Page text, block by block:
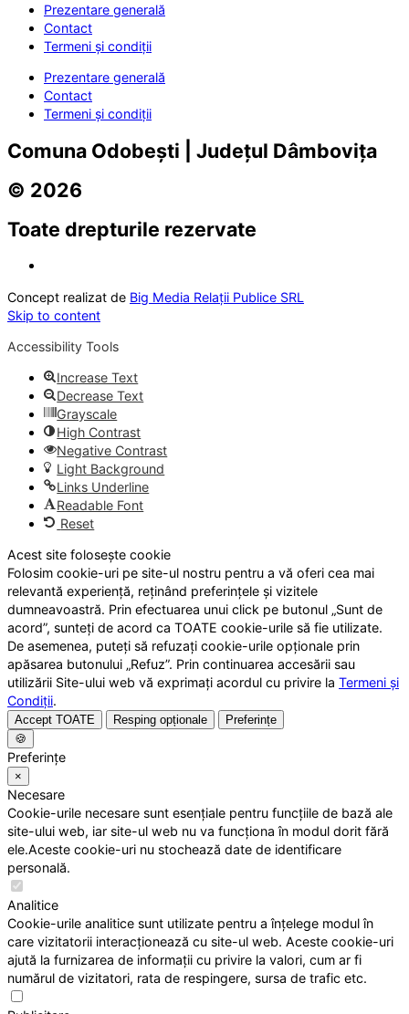
Prezentare generală
Contact
Termeni și condiții
Prezentare generală
Contact
Termeni și condiții
Comuna Odobești | Județul Dâmbovița
© 2026
Toate drepturile rezervate
Concept realizat de Big Media Relații Publice SRL
Skip to content
Accessibility Tools
Increase Text
Decrease Text
Grayscale
High Contrast
Negative Contrast
Light Background
Links Underline
Readable Font
Reset
Acest site folosește cookie
Folosim cookie-uri pe site-ul nostru pentru a vă oferi cea mai
relevantă experiență, reținând preferințele și vizitele
dumneavoastră. Prin efectuarea unui click pe butonul „Sunt de
acord”, sunteți de acord ca TOATE cookie-urile să fie utilizate.
De asemenea, puteți să refuzați cookie-urile opționale prin
apăsarea butonului „Refuz”. Prin continuarea accesării sau
utilizării Site-ului web vă exprimați acordul cu privire la Termeni și
Condiții.
Accept TOATE Resping opționale
Preferințe
🍪
Preferințe
×
Necesare
Cookie-urile necesare sunt esențiale pentru funcțiile de bază ale
site-ului web, iar site-ul web nu va funcționa în modul dorit fără
ele.Aceste cookie-uri nu stochează date de identificare
personală.
Analitice
Cookie-urile analitice sunt utilizate pentru a înțelege modul în
care vizitatorii interacționează cu site-ul web. Aceste cookie-uri
ajută la furnizarea de informații cu privire la valori, cum ar fi
numărul de vizitatori, rata de respingere, sursa de trafic etc.